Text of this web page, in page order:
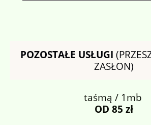
POZOSTAŁE USŁUGI
ZASŁON)
taśmą / 1mb
OD 85 zł